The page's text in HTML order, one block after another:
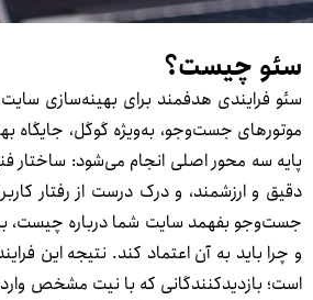
سئو چیست؟
سئو فرایندی هدفمند برای بهینه‌سازی سایت
موتورهای جست‌وجو، به‌ویژه گوگل، جایگاه
پایه سه محور اصلی انجام می‌شود: ساختار
دقیق و ارزشمند، و درک درست از رفتار
جست‌وجو بفهمد سایت شما درباره چیست،
و چرا باید به آن اعتماد کند. نتیجه این
است؛ بازدیدکنندگانی که با نیت مشخص